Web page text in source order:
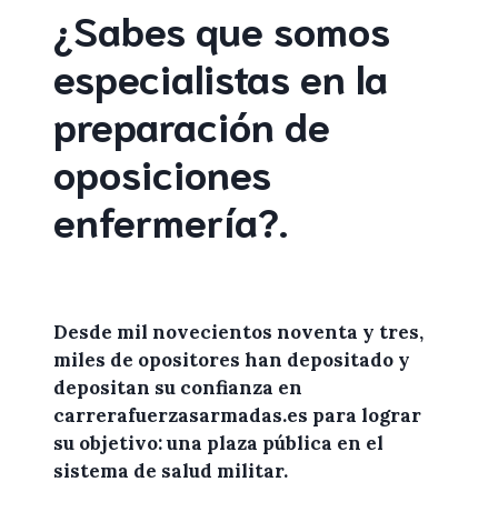
¿Sabes que somos
especialistas en la
preparación de
oposiciones
enfermería?.
Desde mil novecientos noventa y tres,
miles de opositores han depositado y
depositan su confianza en
carrerafuerzasarmadas.es para lograr
su objetivo: una plaza pública en el
sistema de salud militar.